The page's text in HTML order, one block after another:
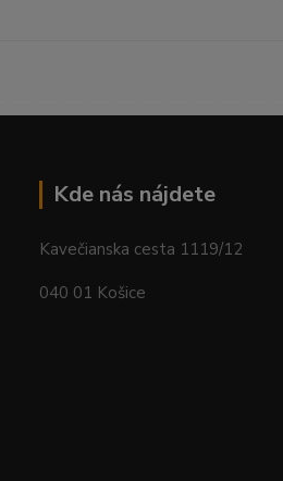
Kde nás nájdete
Kavečianska cesta 1119/12
040 01 Košice